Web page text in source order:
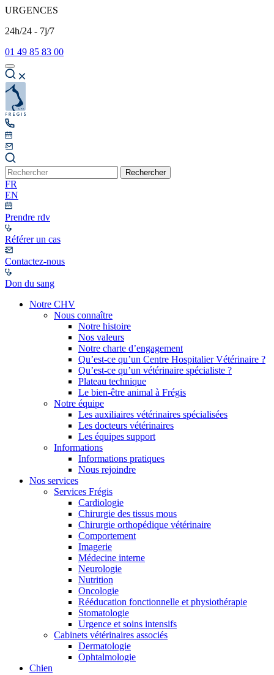
URGENCES
24h/24 - 7j/7
01 49 85 83 00
Rechercher
FR
EN
Prendre rdv
Référer un cas
Contactez-nous
Don du sang
Notre CHV
Nous connaître
Notre histoire
Nos valeurs
Notre charte d’engagement
Qu’est-ce qu’un Centre Hospitalier Vétérinaire ?
Qu’est-ce qu’un vétérinaire spécialiste ?
Plateau technique
Le bien-être animal à Frégis
Notre équipe
Les auxiliaires vétérinaires spécialisées
Les docteurs vétérinaires
Les équipes support
Informations
Informations pratiques
Nous rejoindre
Nos services
Services Frégis
Cardiologie
Chirurgie des tissus mous
Chirurgie orthopédique vétérinaire
Comportement
Imagerie
Médecine interne
Neurologie
Nutrition
Oncologie
Rééducation fonctionnelle et physiothérapie
Stomatologie
Urgence et soins intensifs
Cabinets vétérinaires associés
Dermatologie
Ophtalmologie
Chien